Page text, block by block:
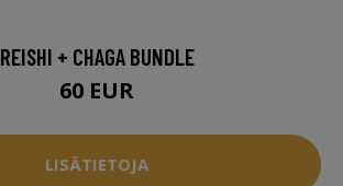
REISHI + CHAGA BUNDLE
60 EUR
LISÄTIETOJA